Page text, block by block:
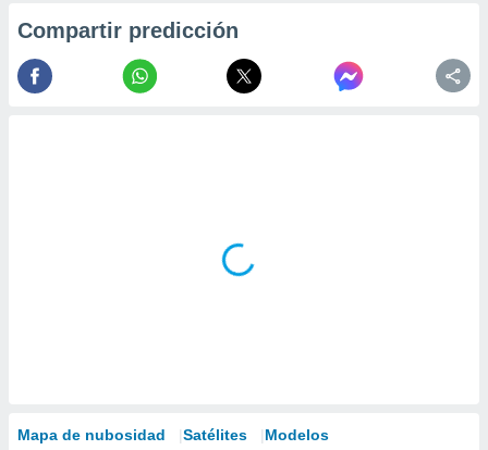
Compartir predicción
Mapa de nubosidad Satélites Modelos